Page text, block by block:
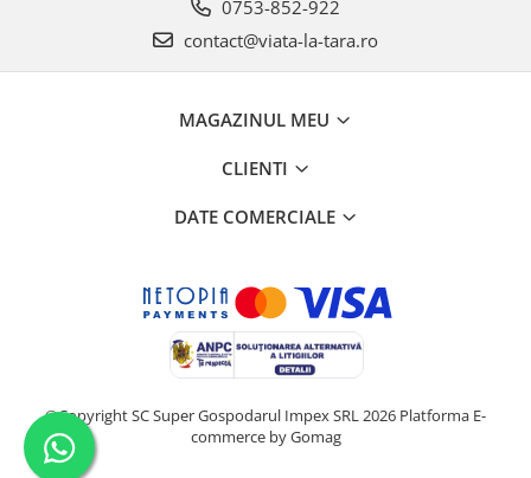
0753-852-922
contact@viata-la-tara.ro
MAGAZINUL MEU
CLIENTI
DATE COMERCIALE
©Copyright SC Super Gospodarul Impex SRL 2026 Platforma E-
commerce by Gomag